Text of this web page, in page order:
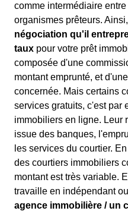
comme intermédiaire
organismes prêteurs.
négociation qu'il
taux pour votre prêt
composée d'une
montant emprunté, et
concernée. Mais certains
services gratuits, c'est par
immobiliers en ligne. Leur
issue des banques,
les services du courtier.
des courtiers immobiliers
montant est très variable.
travaille en indépendant
agence immobilière / un